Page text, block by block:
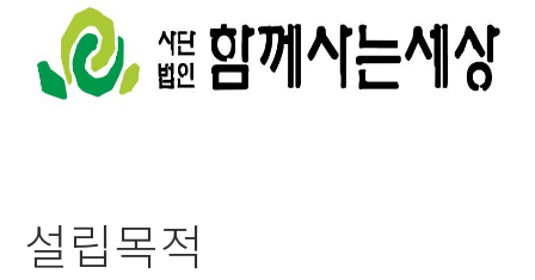
설립목적